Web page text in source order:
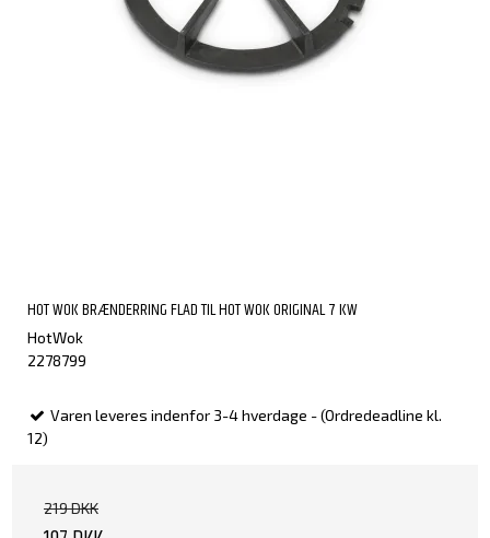
HOT WOK BRÆNDERRING FLAD TIL HOT WOK ORIGINAL 7 KW
HotWok
2278799
Varen leveres indenfor 3-4 hverdage - (Ordredeadline kl.
12)
219 DKK